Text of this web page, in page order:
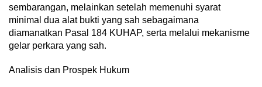
sembarangan, melainkan setelah memenuhi syarat
minimal dua alat bukti yang sah sebagaimana
diamanatkan Pasal 184 KUHAP, serta melalui mekanisme
gelar perkara yang sah.
Analisis dan Prospek Hukum